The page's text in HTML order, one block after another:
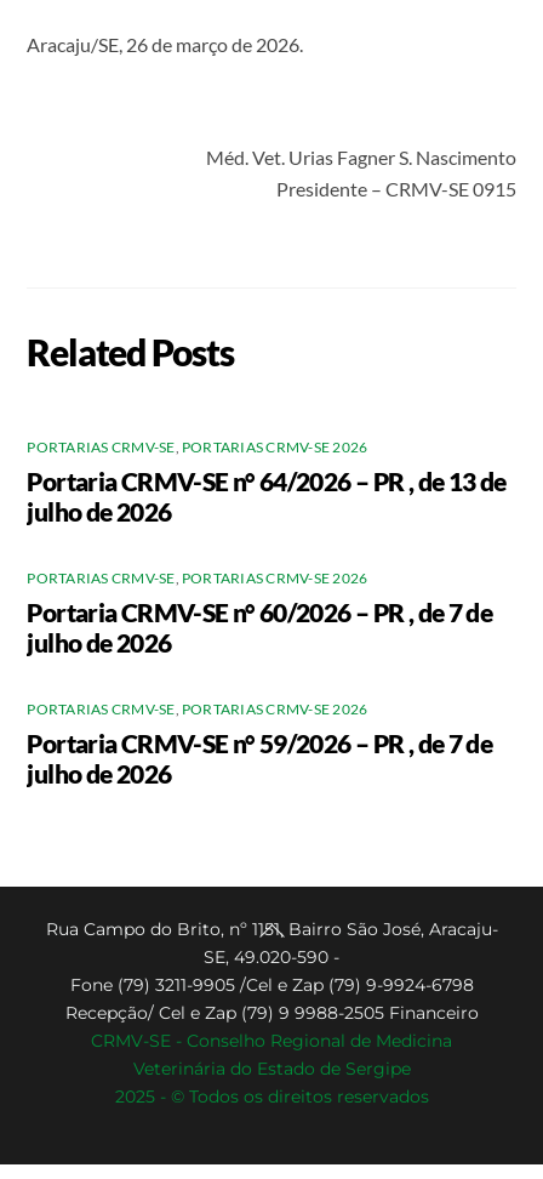
Aracaju/SE, 26 de março de 2026.
Méd. Vet. Urias Fagner S. Nascimento
Presidente – CRMV-SE 0915
Related Posts
PORTARIAS CRMV-SE PORTARIAS CRMV-SE 2026
Portaria CRMV-SE n° 64/2026 – PR , de 13 de
julho de 2026
PORTARIAS CRMV-SE PORTARIAS CRMV-SE 2026
Portaria CRMV-SE n° 60/2026 – PR , de 7 de
julho de 2026
PORTARIAS CRMV-SE PORTARIAS CRMV-SE 2026
Portaria CRMV-SE n° 59/2026 – PR , de 7 de
julho de 2026
Back
To
Top
Rua Campo do Brito, nº 1151, Bairro São José, Aracaju-
SE, 49.020-590 -
Fone (79) 3211-9905 /Cel e Zap (79) 9-9924-6798
Recepção/ Cel e Zap (79) 9 9988-2505 Financeiro
CRMV-SE - Conselho Regional de Medicina
Veterinária do Estado de Sergipe
2025 - © Todos os direitos reservados